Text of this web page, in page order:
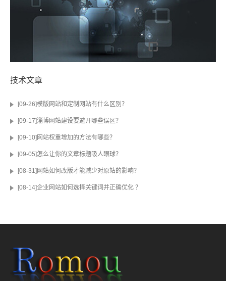
技术文章
[09-26]模版网站和定制网站有什么区别？
[09-17]淄博网站建设要避开哪些误区？
[09-10]网站权重增加的方法有哪些？
[09-05]怎么让你的文章标题吸人眼球？
[08-31]网站如何改版才能减少对原站的影响？
[08-14]企业网站如何选择关键词并正确优化 ？